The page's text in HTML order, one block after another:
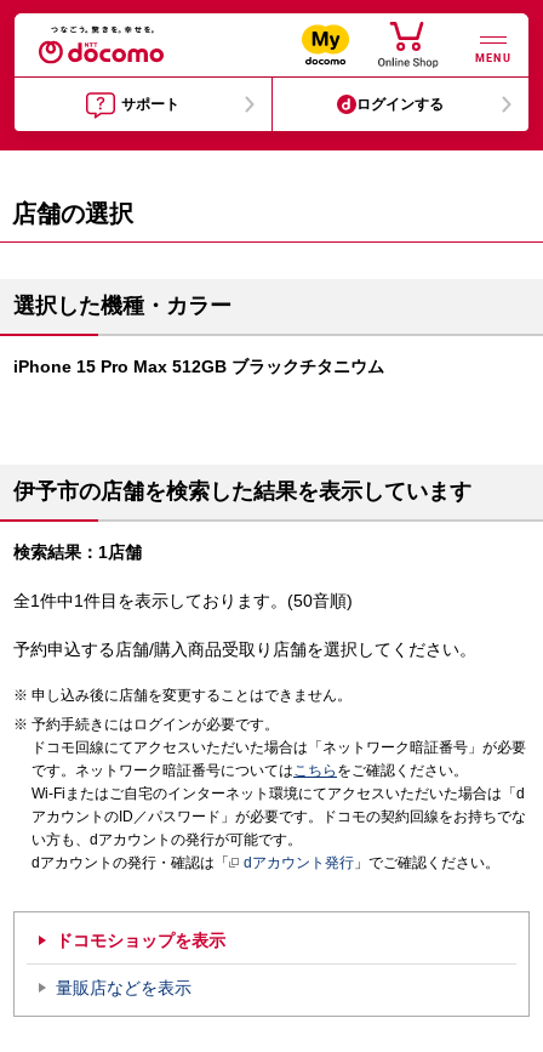
MENU
サポート ログインする
店舗の選択
選択した機種・カラー
iPhone 15 Pro Max 512GB ブラックチタニウム
伊予市の店舗を検索した結果を表示しています
検索結果：1店舗
全1件中1件目を表示しております。(50音順)
予約申込する店舗/購入商品受取り店舗を選択してください。
申し込み後に店舗を変更することはできません。
予約手続きにはログインが必要です。
ドコモ回線にてアクセスいただいた場合は「ネットワーク暗証番号」が必要
です。ネットワーク暗証番号についてはこちら をご確認ください。
Wi-Fiまたはご自宅のインターネット環境にてアクセスいただいた場合は「d
アカウントのID／パスワード」が必要です。ドコモの契約回線をお持ちでな
い方も、dアカウントの発行が可能です。
dアカウントの発行・確認は「
dアカウント発行 」でご確認ください。
ドコモショップを表示
量販店などを表示